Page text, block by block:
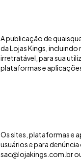
A publicação de
da Lojas Kings,
irretratável, para sua
plataformas e
Os sites, plataformas e
usuários e para
sac@lojakings.com.br